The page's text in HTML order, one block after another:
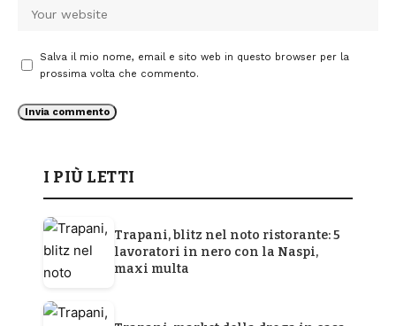
Salva il mio nome, email e sito web in questo browser per la
prossima volta che commento.
I PIÙ LETTI
Trapani, blitz nel noto ristorante: 5
lavoratori in nero con la Naspi,
maxi multa